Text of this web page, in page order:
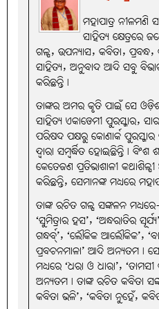
ମହାପାତ୍ର
ସାହିତ୍ୟ କ୍ଷେତ୍ରରେ
ଗଳ୍ପ, ଉପନ୍ୟାସ, କବିତା,
ସାହିତ୍ୟ, ଅନୁବାଦ ଆଦି ସବୁ
କରିଛନ୍ତି।
ତାଙ୍କର ଅମର କୃତି ପାଇଁ ସେ
ସାହିତ୍ୟ ଏକାଡେମୀ ପୁରସ୍କାର,
ପରିଷଦ ପକ୍ଷରୁ କୋଣାର୍କ
ଦ୍ୱାରା ସମ୍ବର୍ଦ୍ଧିତ ହୋଇଛିନ୍ତି। ବିଂଶ
କେତେଜଣ ପ୍ରତିଭାଶାଳୀ
କରିଛନ୍ତି, ସେମାନଙ୍କ ମଧ୍ୟରେ
ତାଙ୍କ ରଚିତ ଗଳ୍ପ ସଙ୍କଳନ
‘ସୁମିତ୍ରାର ହସ’, ‘ଅନ୍ଧରାତିର
ଗନ୍ଧର୍ବ୍’, ‘ଲୌକିକ ଆଲୌକିକ’,
ପ୍ରବଚନମାଳା’ ଆଦି ଅନ୍ୟତମ।
ମଧ୍ୟରେ ‘ଧରା ଓ ଧାରା’,
ଅନ୍ୟତମ। ତାଙ୍କ ରଚିତ କବିତା
କବିତା ଭଳି’, ‘କବିତା ନୁହେଁ,